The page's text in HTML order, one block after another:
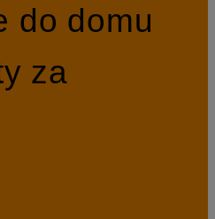
do domu
za